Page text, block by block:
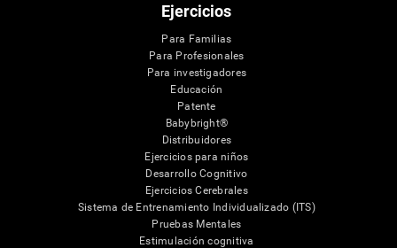
Ejercicios
Para Familias
Para Profesionales
Para investigadores
Educación
Patente
Babybright®
Distribuidores
Ejercicios para niños
Desarrollo Cognitivo
Ejercicios Cerebrales
Sistema de Entrenamiento Individualizado (ITS)
Pruebas Mentales
Estimulación cognitiva